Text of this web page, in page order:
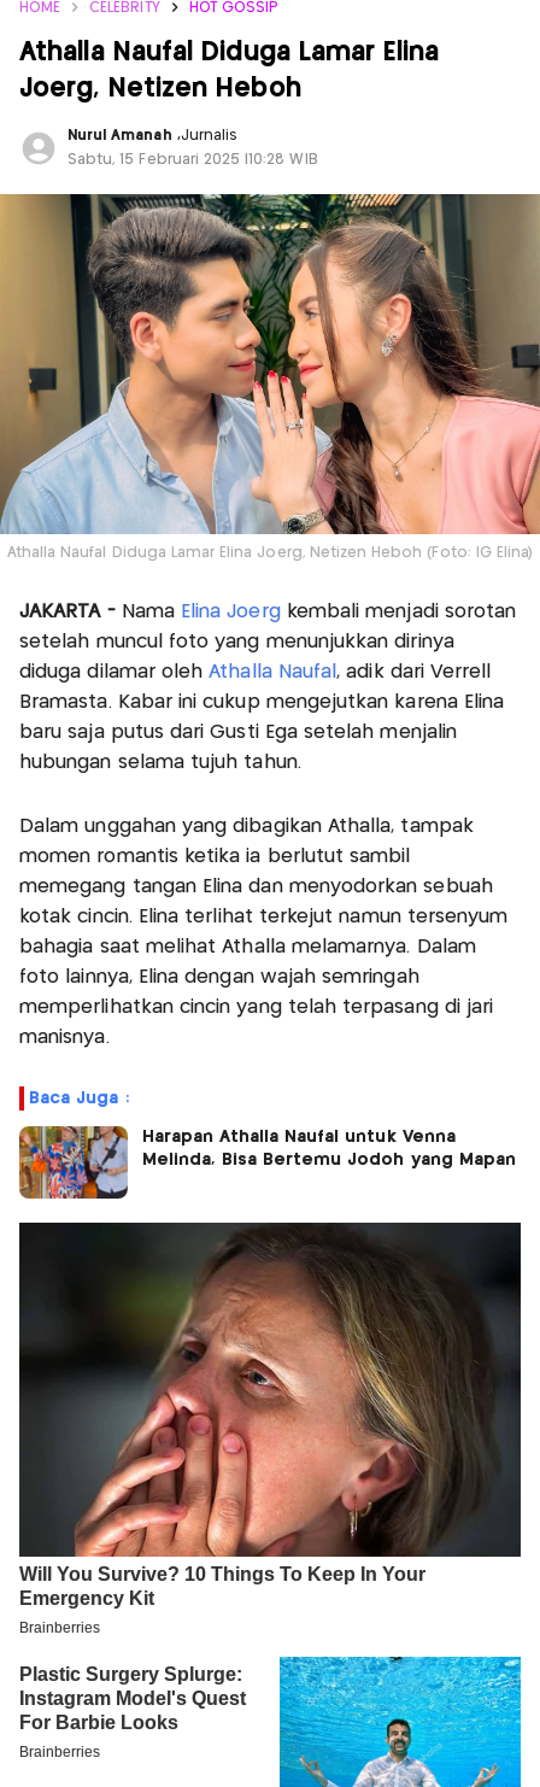
HOME CELEBRITY HOT GOSSIP
Athalla Naufal Diduga Lamar Elina
Joerg, Netizen Heboh
Nurul Amanah ,Jurnalis
Sabtu, 15 Februari 2025 |10:28 WIB
Athalla Naufal Diduga Lamar Elina Joerg, Netizen Heboh (Foto: IG Elina)
JAKARTA -Nama Elina Joergkembali menjadi sorotan
setelah muncul foto yang menunjukkan dirinya
diduga dilamar olehAthalla Naufal , adik dari Verrell
Bramasta. Kabar ini cukup mengejutkan karena Elina
baru saja putus dari Gusti Ega setelah menjalin
hubungan selama tujuh tahun.
Dalam unggahan yang dibagikan Athalla, tampak
momen romantis ketika ia berlutut sambil
memegang tangan Elina dan menyodorkan sebuah
kotak cincin. Elina terlihat terkejut namun tersenyum
bahagia saat melihat Athalla melamarnya. Dalam
foto lainnya, Elina dengan wajah semringah
memperlihatkan cincin yang telah terpasang di jari
manisnya.
Baca Juga :
Harapan Athalla Naufal untuk Venna
Melinda, Bisa Bertemu Jodoh yang Mapan